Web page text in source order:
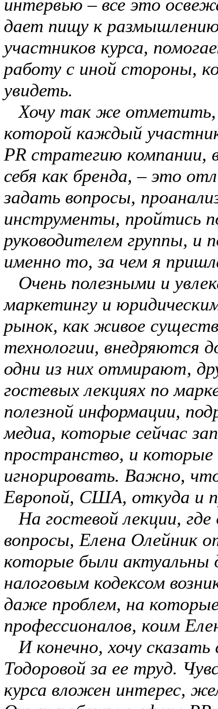
интервью – все это
дает пищу к
участников курса,
работу с иной стороны,
увидеть.
Хочу так же отметить,
которой каждый
PR стратегию компании,
себя как бренда, – это
задать вопросы,
инструменты, пройтись
руководителем группы, и
именно то, за чем я
Очень полезными и
маркетингу и
рынок, как живое
технологии, внедряются
одни из них отмирают,
гостевых лекциях по
полезной информации,
медиа, которые сейчас
пространство, и
игнорировать. Важно,
Европой, США, откуда и
На гостевой лекции, где
вопросы, Елена Олейник
которые были актуальны
налоговым кодексом
даже проблем, на
профессионалов, коим
И конечно, хочу сказать
Тодоровой за ее труд.
курса вложен интерес,